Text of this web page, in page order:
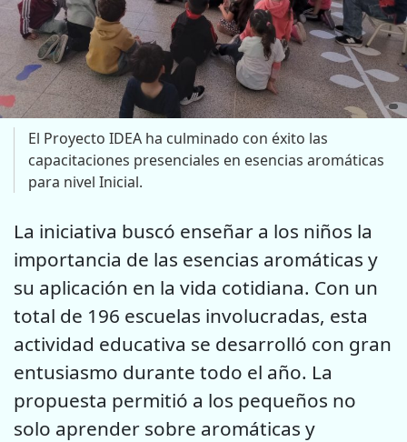
El Proyecto IDEA ha culminado con éxito las
capacitaciones presenciales en esencias aromáticas
para nivel Inicial.
La iniciativa buscó enseñar a los niños la
importancia de las esencias aromáticas y
su aplicación en la vida cotidiana. Con un
total de 196 escuelas involucradas, esta
actividad educativa se desarrolló con gran
entusiasmo durante todo el año. La
propuesta permitió a los pequeños no
solo aprender sobre aromáticas y